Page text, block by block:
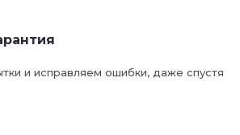
и исправляем ошибки, даже спустя